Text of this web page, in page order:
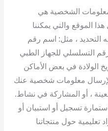
الشخصية هي
الموقع والتي يمكننا
التحديد ، مثل: اسم رقم
التسلسلي للجهاز الطبي
الولادة في بعض الأماكن
لإرسال معلومات شخصية عنك
معينة ، أو المشاركة في نشاط.
تسجيل أو استبيان أو
تعليمية حول منتجاتنا